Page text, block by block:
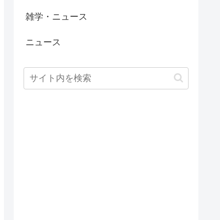
雑学・ニュース
ニュース